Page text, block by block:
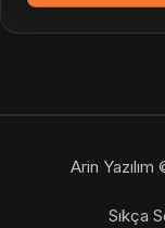
Arin Yazılım
Sıkça